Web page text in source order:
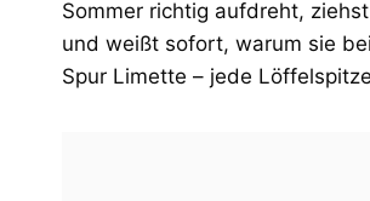
Sommer richtig aufdreht,
und weißt sofort, warum sie
Spur Limette – jede